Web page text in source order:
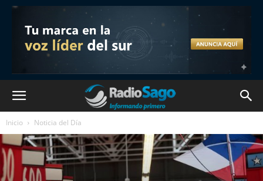
Inicio Noticia del Día